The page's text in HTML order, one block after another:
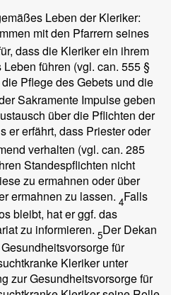
Leben der Kleriker:
mit den Pfarrern seines
dass die Kleriker ein ihrem
führen (vgl. can. 555 §
Pflege des Gebets und die
Sakramente Impulse geben
über die Pflichten der
er erfährt, dass Priester oder
verhalten (vgl. can. 285
Standespflichten nicht
zu ermahnen oder über
ermahnen zu lassen. 4Falls
bleibt, hat er ggf. das
zu informieren. 5Der Dekan
für
Kleriker unter
zur Gesundheitsvorsorge für